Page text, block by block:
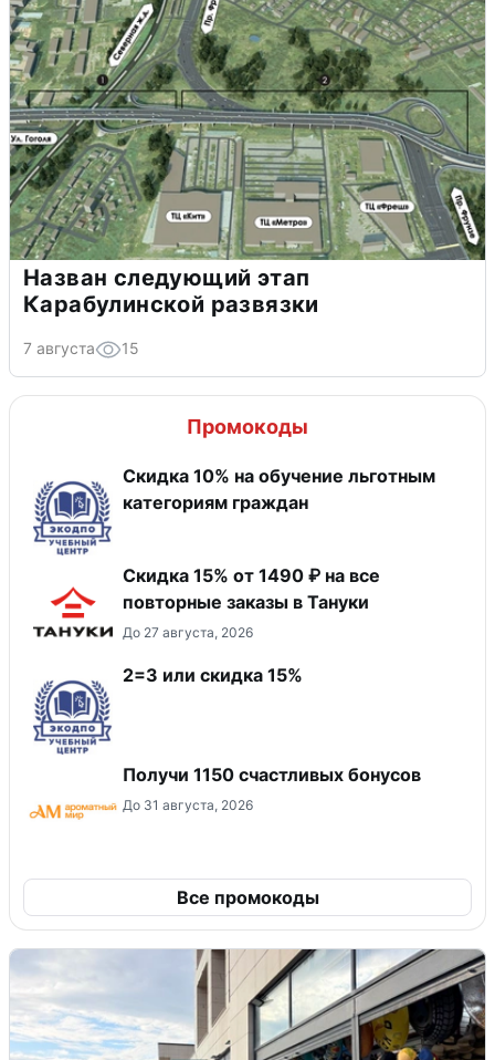
Назван следующий этап
Карабулинской развязки
7 августа 15
Промокоды
Скидка 10% на обучение льготным
категориям граждан
Скидка 15% от 1490 ₽ на все
повторные заказы в Тануки
До 27 августа, 2026
2=3 или скидка 15%
Получи 1150 счастливых бонусов
До 31 августа, 2026
Все промокоды